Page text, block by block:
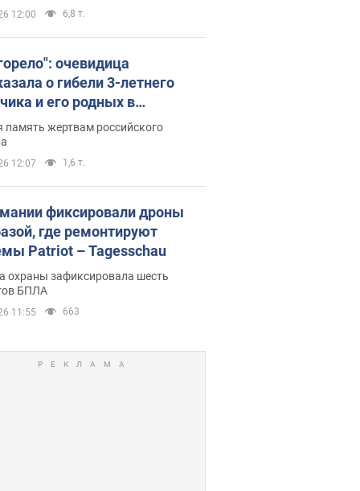
12:00 6,8 т.
очевидица
о гибели 3-летнего
и его родных в
атаки РФ на Киевскую
Видео и фото
память жертвам российского
12:07 1,6 т.
фиксировали дроны
где ремонтируют
Patriot – Tagesschau
охраны зафиксировала шесть
БПЛА
11:55 663